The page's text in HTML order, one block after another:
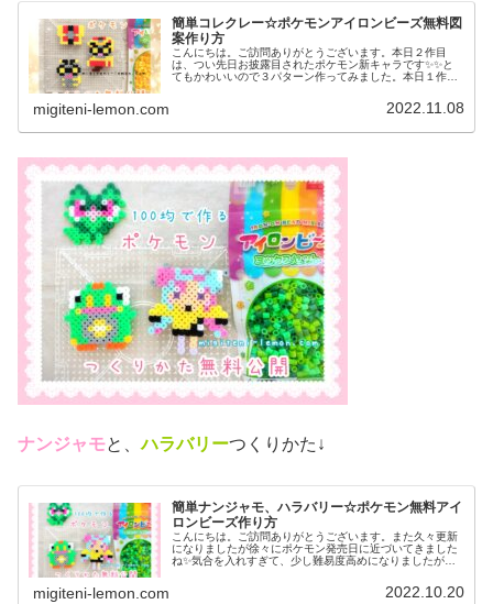
簡単コレクレー☆ポケモンアイロンビーズ無料図
案作り方
こんにちは。ご訪問ありがとうございます。本日２作目
は、つい先日お披露目されたポケモン新キャラです✨✨と
てもかわいいので３パターン作ってみました。本日１作目
migiteni-lemon.com 2022.11.08
ナンジャモと、ハラバリーつくりかた↓
簡単ナンジャモ、ハラバリー☆ポケモン無料アイ
ロンビーズ作り方
こんにちは。ご訪問ありがとうございます。また久々更新
になりましたが徐々にポケモン発売日に近づいてきました
ね✨気合を入れすぎて、少し難易度高めになりましたがぜ
migiteni-lemon.com 2022.10.20